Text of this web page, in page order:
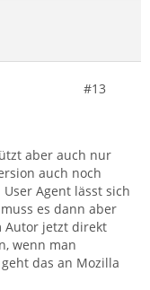
#13
aber auch nur
auch noch
Agent lässt sich
es dann aber
Autor jetzt direkt
wenn man
das an Mozilla